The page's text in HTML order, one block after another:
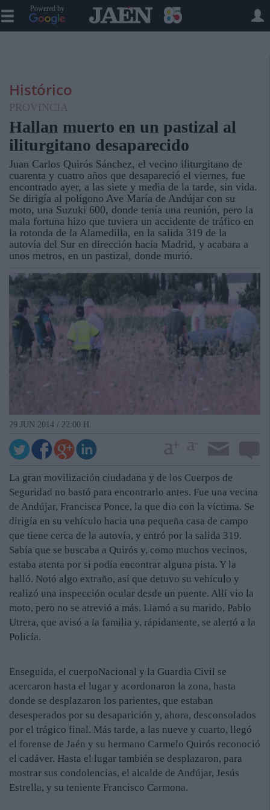
Powered by
Histórico
PROVINCIA
Hallan muerto en un pastizal al
iliturgitano desaparecido
Juan Carlos Quirós Sánchez, el vecino iliturgitano de
cuarenta y cuatro años que desapareció el viernes, fue
encontrado ayer, a las siete y media de la tarde, sin vida.
Se dirigía al polígono Ave María de Andújar con su
moto, una Suzuki 600, donde tenía una reunión, pero la
mala fortuna hizo que tuviera un accidente de tráfico en
la rotonda de la Alamedilla, en la salida 319 de la
autovía del Sur en dirección hacia Madrid, y acabara a
unos metros, en un pastizal, donde murió.
29 JUN 2014 / 22:00 H.
La gran movilización ciudadana y de los Cuerpos de
Seguridad no bastó para encontrarlo antes. Fue una vecina
de Andújar, Francisca Ponce, la que dio con la víctima. Se
dirigía en su vehículo hacia una pequeña casa de campo
que tiene cerca de la autovía, y entró por la salida 319.
Sabía que se buscaba a Quirós y, como muchos vecinos,
estaba atenta por si podía encontrar alguna pista. Y la
halló. Notó algo extraño, así que detuvo su vehículo y
realizó una inspección ocular desde un puente. Allí vio la
moto, pero no se atrevió a más. Llamó a su marido, Pablo
Utrera, que avisó a la familia y, rápidamente, se alertó a la
Policía.
Enseguida, el cuerpoNacional y la Guardia Civil se
acercaron hasta el lugar y acordonaron la zona, hasta
donde se desplazaron los parientes, que estaban
desesperados por su desaparición y, ahora, desconsolados
por el trágico final. Más tarde, a las nueve y cuarto, llegó
el forense de Jaén y su hermano Carmelo Quirós reconoció
el cadáver. Hasta el lugar también se desplazaron, para
mostrar sus condolencias, el alcalde de Andújar, Jesús
Estrella, y su teniente Francisco Carmona.